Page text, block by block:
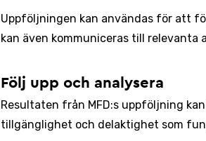
Uppföljningen kan användas för att
kan även kommuniceras till
Följ upp och analysera
Resultaten från MFD:s uppföljning
tillgänglighet och delaktighet som